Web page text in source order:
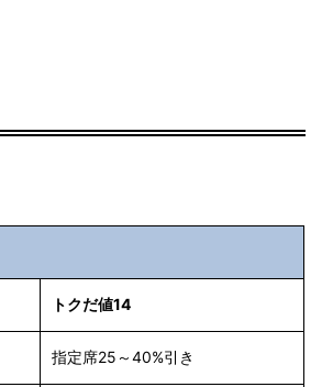
トクだ値14
指定席25～40%引き